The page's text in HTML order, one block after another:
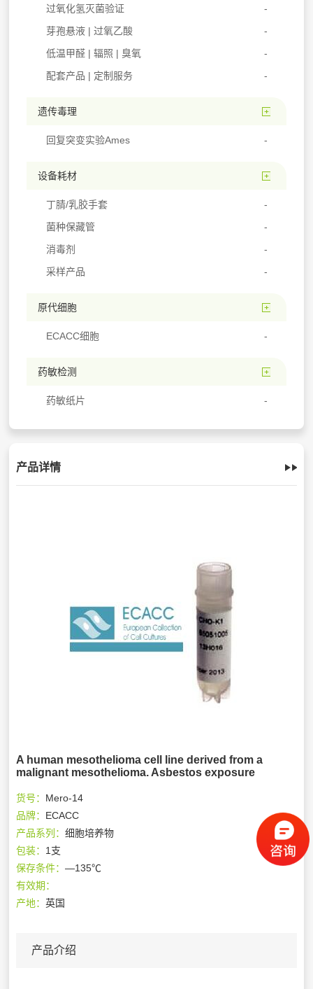
过氧化氢灭菌验证
芽孢悬液 | 过氧乙酸
低温甲醛 | 辐照 | 臭氧
配套产品 | 定制服务
遗传毒理
回复突变实验Ames
设备耗材
丁腈/乳胶手套
菌种保藏管
消毒剂
采样产品
原代细胞
ECACC细胞
药敏检测
药敏纸片
产品详情
A human mesothelioma cell line derived from a
malignant mesothelioma. Asbestos exposure
货号： Mero-14
品牌： ECACC
产品系列：细胞培养物
包装： 1支
保存条件：—135℃
有效期：
产地：英国
产品介绍